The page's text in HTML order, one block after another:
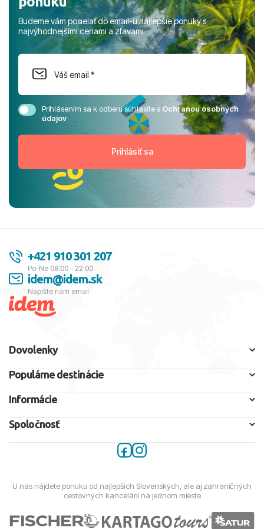
Budeme vám posielať do email-u najlepšie ponuky s
najvýhodnejšími cenami a zľavami
Prihlásením sa k odberu súhlasíte sOchranou osobných
údajov
+421 910 301 207
Po-Ne 08:00 - 22:00
idem@idem.sk
Napíšte nám email
Dovolenky
Populárne destinácie
Informácie
Spoločnosť
U nás nájdete ponuku od najlepších Slovenských, ale aj zahraničných
cestovných kancelárií na jednom mieste